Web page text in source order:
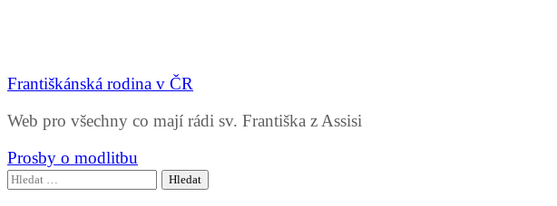
Františkánská rodina v ČR
Web pro všechny co mají rádi sv. Františka z Assisi
Prosby o modlitbu
Vyhledávání